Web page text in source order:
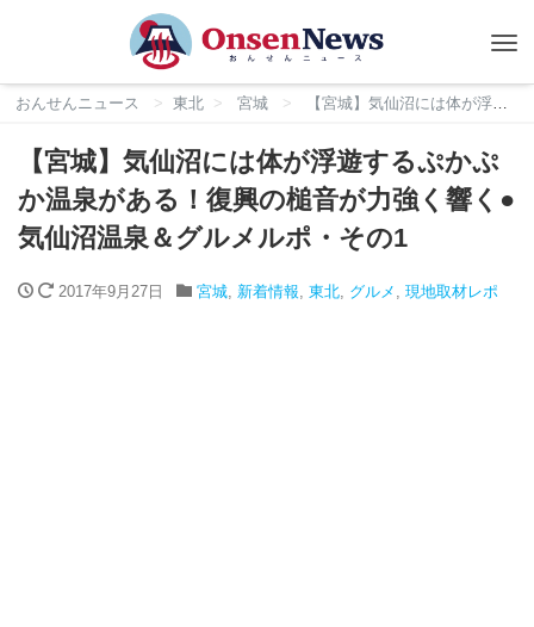
おんせんニュース 東北 宮城 【宮城】気仙沼には体が浮遊するぷかぷか温泉がある！復興の槌音が力強く響く●気仙沼温泉＆グルメルポ・その1
【宮城】気仙沼には体が浮遊するぷかぷ
か温泉がある！復興の槌音が力強く響く●
気仙沼温泉＆グルメルポ・その1
2017年9月27日 宮城, 新着情報, 東北, グルメ , 現地取材レポ